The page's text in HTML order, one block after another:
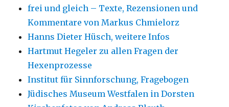
frei und gleich – Texte, Rezensionen und
Kommentare von Markus Chmielorz
Hanns Dieter Hüsch, weitere Infos
Hartmut Hegeler zu allen Fragen der
Hexenprozesse
Institut für Sinnforschung, Fragebogen
Jüdisches Museum Westfalen in Dorsten